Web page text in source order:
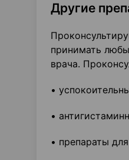
Другие
принимать
врача.
•
•
• препараты